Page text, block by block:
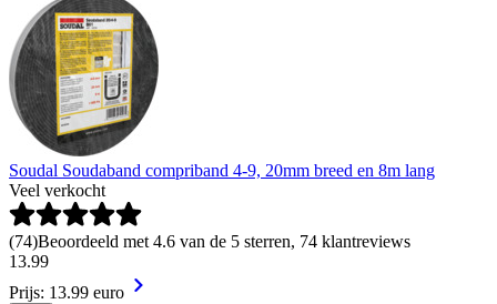
Soudal Soudaband compriband 4-9, 20mm breed en 8m lang
Veel verkocht
(74)Beoordeeld met 4.6 van de 5 sterren, 74 klantreviews
13.99
Prijs: 13.99 euro